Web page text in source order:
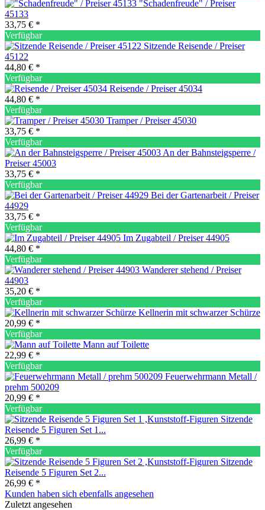
"Schadenfreude" / Preiser
45133
33,75 € *
Verfügbar
Sitzende Reisende / Preiser
45122
44,80 € *
Verfügbar
Reisende / Preiser 45034
44,80 € *
Verfügbar
Tramper / Preiser 45030
33,75 € *
Verfügbar
An der Bahnsteigsperre /
Preiser 45003
33,75 € *
Verfügbar
Bei der Gartenarbeit / Preiser
44929
33,75 € *
Verfügbar
Im Zugabteil / Preiser 44905
44,80 € *
Verfügbar
Wanderer stehend / Preiser
44903
35,20 € *
Verfügbar
Kellnerin mit schwarzer Schürze
20,99 € *
Verfügbar
Mann auf Toilette
22,99 € *
Verfügbar
Feuerwehrmann Metall /
prehm 500209
20,99 € *
Verfügbar
Sitzende
Reisende 5 Figuren Set 1...
26,99 € *
Verfügbar
Sitzende
Reisende 5 Figuren Set 2...
26,99 € *
Kunden haben sich ebenfalls angesehen
Zuletzt angesehen